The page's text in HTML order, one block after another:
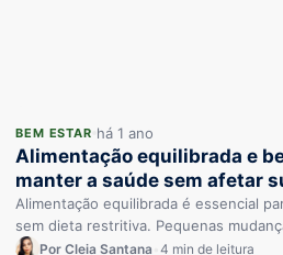
BEM ESTAR há 1 ano
Alimentação equilibrada e
manter a saúde sem afetar
Alimentação equilibrada é essencial
sem dieta restritiva. Pequenas
resultados duradouro
Por Cleia Santana 4 min de leitura